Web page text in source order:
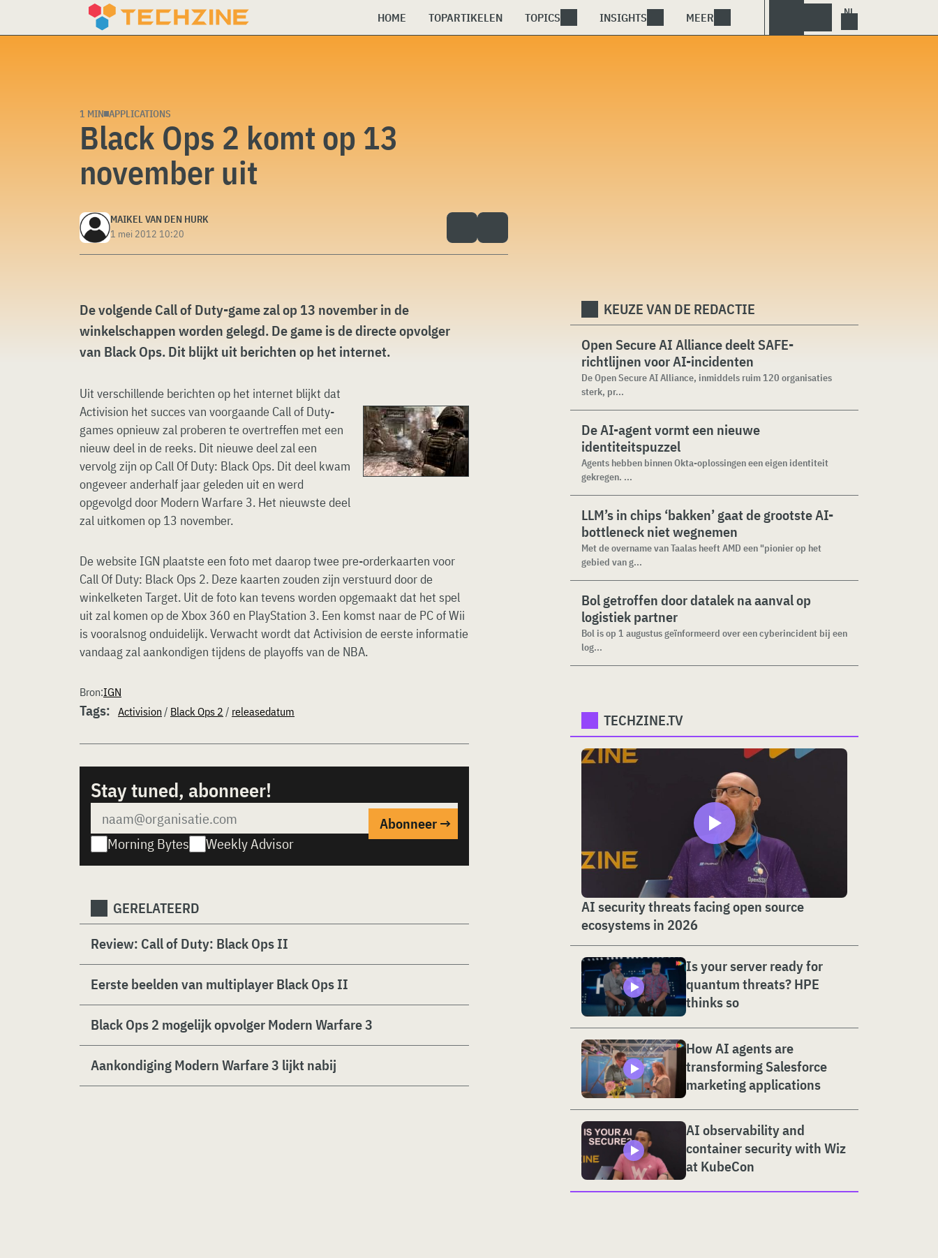
HOME TOPARTIKELEN TOPICS INSIGHTS MEER
1 MIN APPLICATIONS
Black Ops 2 komt op 13
november uit
MAIKEL VAN DEN HURK
1 mei 2012 10:20
De volgende Call of Duty-game zal op 13 november in de
winkelschappen worden gelegd. De game is de directe opvolger
van Black Ops. Dit blijkt uit berichten op het internet.
Uit verschillende berichten op het internet blijkt dat
Activision het succes van voorgaande Call of Duty-
games opnieuw zal proberen te overtreffen met een
nieuw deel in de reeks. Dit nieuwe deel zal een
vervolg zijn op Call Of Duty: Black Ops. Dit deel kwam
ongeveer anderhalf jaar geleden uit en werd
opgevolgd door Modern Warfare 3. Het nieuwste deel
zal uitkomen op 13 november.
De website IGN plaatste een foto met daarop twee pre-orderkaarten voor
Call Of Duty: Black Ops 2. Deze kaarten zouden zijn verstuurd door de
winkelketen Target. Uit de foto kan tevens worden opgemaakt dat het spel
uit zal komen op de Xbox 360 en PlayStation 3. Een komst naar de PC of Wii
is vooralsnog onduidelijk. Verwacht wordt dat Activision de eerste informatie
vandaag zal aankondigen tijdens de playoffs van de NBA.
Bron:IGN
Tags: Activision / Black Ops 2 / releasedatum
Stay tuned, abonneer!
Morning Bytes Weekly Advisor
GERELATEERD
Review: Call of Duty: Black Ops II
Eerste beelden van multiplayer Black Ops II
Black Ops 2 mogelijk opvolger Modern Warfare 3
Aankondiging Modern Warfare 3 lijkt nabij
KEUZE VAN DE REDACTIE
Open Secure AI Alliance deelt SAFE-
richtlijnen voor AI-incidenten
De Open Secure AI Alliance, inmiddels ruim 120 organisaties
sterk, pr...
De AI-agent vormt een nieuwe
identiteitspuzzel
Agents hebben binnen Okta-oplossingen een eigen identiteit
gekregen. ...
LLM’s in chips ‘bakken’ gaat de grootste AI-
bottleneck niet wegnemen
Met de overname van Taalas heeft AMD een "pionier op het
gebied van g...
Bol getroffen door datalek na aanval op
logistiek partner
Bol is op 1 augustus geïnformeerd over een cyberincident bij een
log...
TECHZINE.TV
AI security threats facing open source
ecosystems in 2026
Is your server ready for
quantum threats? HPE
thinks so
How AI agents are
transforming Salesforce
marketing applications
AI observability and
container security with Wiz
at KubeCon